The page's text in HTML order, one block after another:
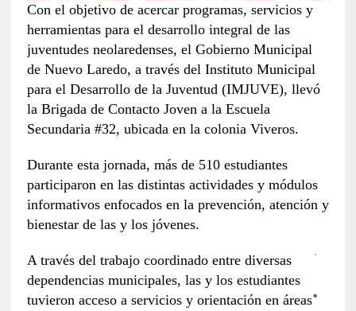
Con el objetivo de acercar programas, servicios y
herramientas para el desarrollo integral de las
juventudes neolaredenses, el Gobierno Municipal
de Nuevo Laredo, a través del Instituto Municipal
para el Desarrollo de la Juventud (IMJUVE), llevó
la Brigada de Contacto Joven a la Escuela
Secundaria #32, ubicada en la colonia Viveros.
Durante esta jornada, más de 510 estudiantes
participaron en las distintas actividades y módulos
informativos enfocados en la prevención, atención y
bienestar de las y los jóvenes.
A través del trabajo coordinado entre diversas
dependencias municipales, las y los estudiantes
tuvieron acceso a servicios y orientación en áreas